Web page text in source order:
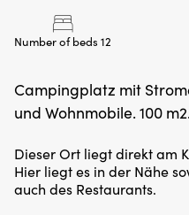
Number of beds 12
Campingplatz mit
Dieser Ort liegt direkt am
Hier liegt es in der Nähe
auch des Restaurants.